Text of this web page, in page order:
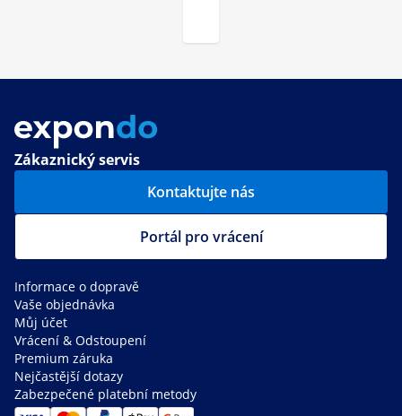
Zákaznický servis
Kontaktujte nás
Portál pro vrácení
Informace o dopravě
Vaše objednávka
Můj účet
Vrácení & Odstoupení
Premium záruka
Nejčastější dotazy
Zabezpečené platební metody